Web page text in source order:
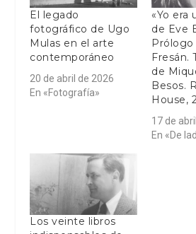
El legado
fotográfico de Ugo
Mulas en el arte
contemporáneo
20 de abril de 2026
En «Fotografía»
«Yo era
de Eve
Fresán.
de
Besos.
House,
17 de
En «De
Los veinte libros